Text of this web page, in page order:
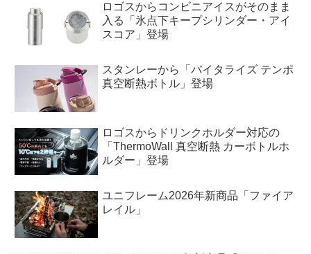
ロゴスからコンビニアイスがそのまま
入る「氷点下キープシリンダー・アイ
スコア」登場
スタンレーから「バイタライズ テンポ
真空断熱ボトル」登場
ロゴスからドリンクホルダー対応の
「ThermoWall 真空断熱 カーボトルホ
ルダー」登場
ユニフレーム2026年新商品「ファイア
レイル」